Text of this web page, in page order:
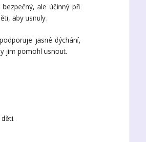
ale účinný při
aby usnuly.
jasné dýchání,
jim pomohl usnout.